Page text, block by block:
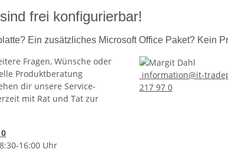
frei konfigurierbar!
Ein zusätzliches Microsoft Office Paket? Kein
Fragen, Wünsche oder
Produktberatung
dir unsere Service-
mit Rat und Tat zur
16:00 Uhr
information@it-
217 97 0